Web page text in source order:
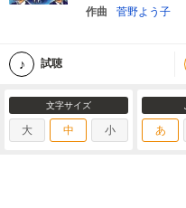
作曲
菅野よう子
試聴
文字サイズ
大 中 小 あ